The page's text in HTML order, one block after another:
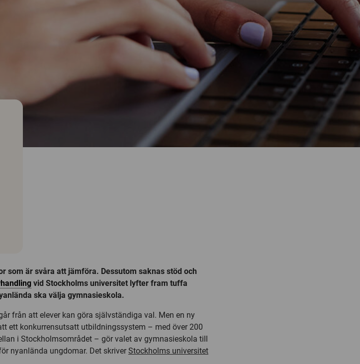
som är svåra att jämföra. Dessutom saknas stöd och
vid Stockholms universitet lyfter fram tuffa
ska välja gymnasieskola.
från att elever kan göra självständiga val. Men en ny
ett konkurrensutsatt utbildningssystem – med över 200
i Stockholmsområdet – gör valet av gymnasieskola till
nyanlända ungdomar. Det skriver Stockholms universitet